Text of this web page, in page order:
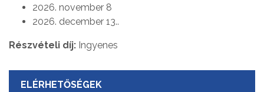
2026. november 8
2026. december 13..
Részvételi díj: Ingyenes
ELÉRHETŐSÉGEK